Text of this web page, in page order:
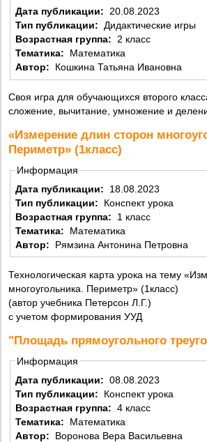
Дата публикации: 20.08.2023
Тип публикации: Дидактические игры
Возрастная группа: 2 класс
Тематика:
Математика
Автор:
Кошкина Татьяна Ивановна
Своя игра для обучающихся второго
сложение, вычитание, умножение и
«Измерение длин сторон
Периметр» (1класс)
Информация
Дата публикации:
18.08.2023
Тип публикации:
Конспект урока
Возрастная группа:
1 класс
Тематика:
Математика
Автор:
Рямзина Антонина Петровна
Технологическая карта урока на тему
многоугольника. Периметр» (1класс)
(автор учебника Петерсон Л.Г.)
с учетом формирования УУД
"Площадь прямоугольного
Информация
Дата публикации: 08.08.2023
Тип публикации:
Конспект урока
Возрастная группа: 4 класс
Тематика:
Математика
Автор:
Воронова Вера Васильевна